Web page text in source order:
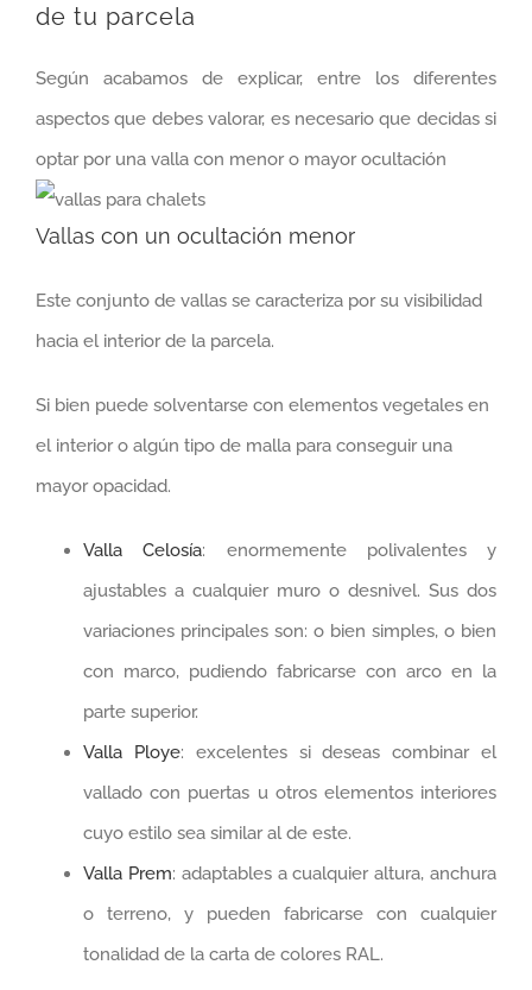
de tu parcela
Según acabamos de explicar, entre los diferentes
aspectos que debes valorar, es necesario que decidas si
optar por una valla con menor o mayor ocultación
Vallas con un ocultación menor
Este conjunto de vallas se caracteriza por su visibilidad
hacia el interior de la parcela.
Si bien puede solventarse con elementos vegetales en
el interior o algún tipo de malla para conseguir una
mayor opacidad.
Valla Celosía: enormemente polivalentes y
ajustables a cualquier muro o desnivel. Sus dos
variaciones principales son: o bien simples, o bien
con marco, pudiendo fabricarse con arco en la
parte superior.
Valla Ploye: excelentes si deseas combinar el
vallado con puertas u otros elementos interiores
cuyo estilo sea similar al de este.
Valla Prem: adaptables a cualquier altura, anchura
o terreno, y pueden fabricarse con cualquier
tonalidad de la carta de colores RAL.